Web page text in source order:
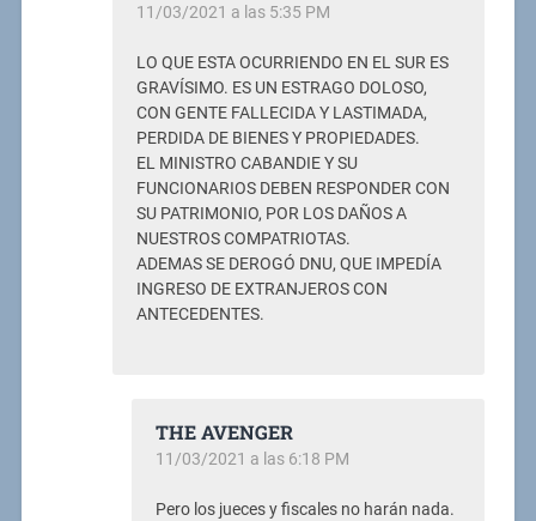
11/03/2021 a las 5:35 PM
LO QUE ESTA OCURRIENDO EN EL SUR ES
GRAVÍSIMO. ES UN ESTRAGO DOLOSO,
CON GENTE FALLECIDA Y LASTIMADA,
PERDIDA DE BIENES Y PROPIEDADES.
EL MINISTRO CABANDIE Y SU
FUNCIONARIOS DEBEN RESPONDER CON
SU PATRIMONIO, POR LOS DAÑOS A
NUESTROS COMPATRIOTAS.
ADEMAS SE DEROGÓ DNU, QUE IMPEDÍA
INGRESO DE EXTRANJEROS CON
ANTECEDENTES.
THE AVENGER
11/03/2021 a las 6:18 PM
Pero los jueces y fiscales no harán nada.